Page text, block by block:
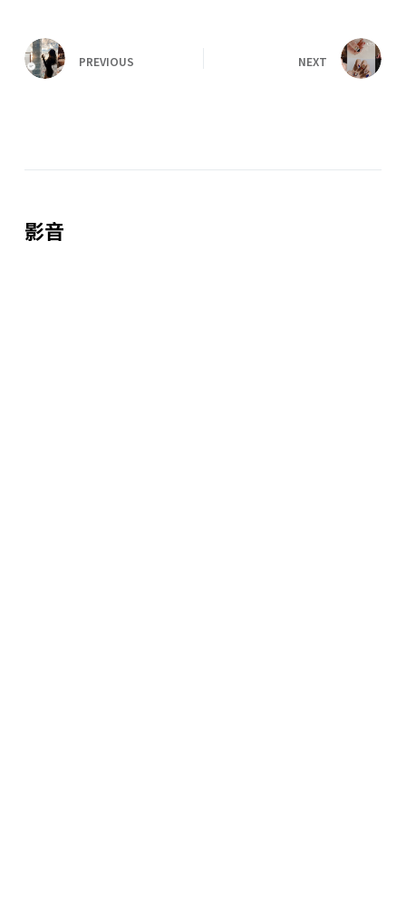
PREVIOUS NEXT
影音